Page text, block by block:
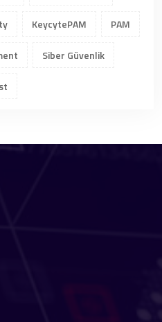
KeycytePAM PAM
Siber Güvenlik